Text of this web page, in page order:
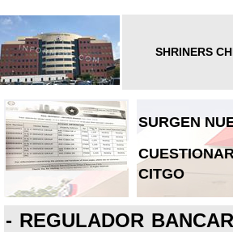
SHRINERS
SURGEN
CITGO
- REGULADOR